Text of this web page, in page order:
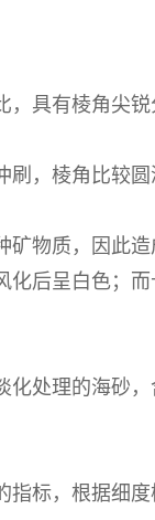
具有棱角尖锐
，棱角比较
物质，因此
后呈白色；
处理的海砂
标，根据细